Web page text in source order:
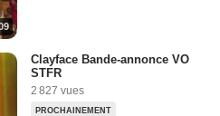
Clayface Bande-annonce VO
STFR
2 827 vues
PROCHAINEMENT